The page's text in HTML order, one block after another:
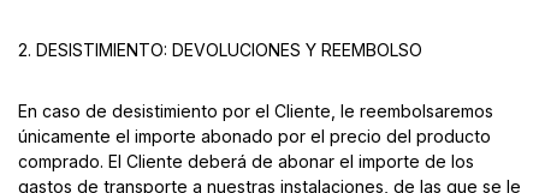
2. DESISTIMIENTO: DEVOLUCIONES Y REEMBOLSO
En caso de desistimiento por el Cliente, le reembolsaremos
únicamente el importe abonado por el precio del producto
comprado. El Cliente deberá de abonar el importe de los
gastos de transporte a nuestras instalaciones, de las que se le